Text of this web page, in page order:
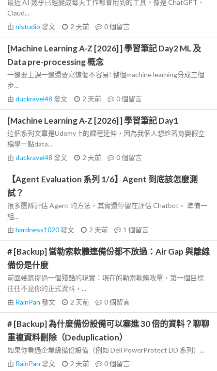
最近 AI 幾乎已經變成每天工作都會用到的工具。像是 ChatGPT、
Claud...
由 nlstudio 發文 2 天前 0個留言
[Machine Learning A-Z [2026] ] 學習筆記 Day2 ML 及
Data pre-processing 概念
一邊要上課一邊還要寫這個不容易! 整個machine learning分成三個
步...
由 duckravel48 發文 2 天前 0個留言
[Machine Learning A-Z [2026] ] 學習筆記 Day1
這個系列文章是Udemy上的課程延伸，因為我個人想趁著育嬰假空
檔學一點data...
由 duckravel48 發文 2 天前 0個留言
【Agent Evaluation 系列 1/6】Agent 到底該怎麼測
試？
很多團隊評估 Agent 的方法，其實還停留在評估 Chatbot。 準備一
組...
由 hardness1020發文 2 天前 1 個留言
# [Backup] 當勒索軟體連備份都不放過：Air Gap 與離線
備份是什麼
前面幾篇提過一個殘酷的現實：現在的勒索軟體攻擊，第一個目標
往往不是你的正式資料，...
由 RainPan 發文 2 天前 0個留言
# [Backup] 為什麼備份設備可以塞進 30 倍的資料？聊聊
重複資料刪除（Deduplication）
如果你看過企業級備份設備（例如 Dell PowerProtect DD 系列）...
由 RainPan 發文 2 天前 0個留言